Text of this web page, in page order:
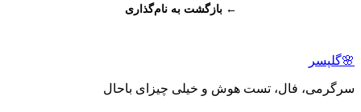
← بازگشت به نام‌گذاری
🌸گلپسر
سرگرمی، فال، تست هوش و خیلی چیزای باحال